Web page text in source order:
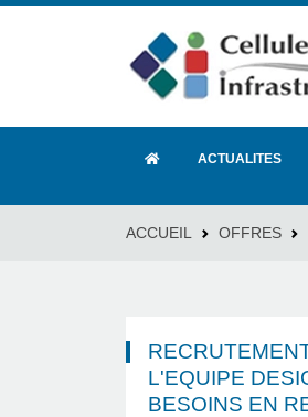
ACTUALITES
ACCUEIL OFFRES
L'EQUIPE
BESOINS EN